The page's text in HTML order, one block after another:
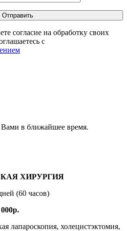
согласие на обработку своих
с
в ближайшее время.
ХИРУРГИЯ
(60 часов)
000р.
лапароскопия, холецистэктомия,